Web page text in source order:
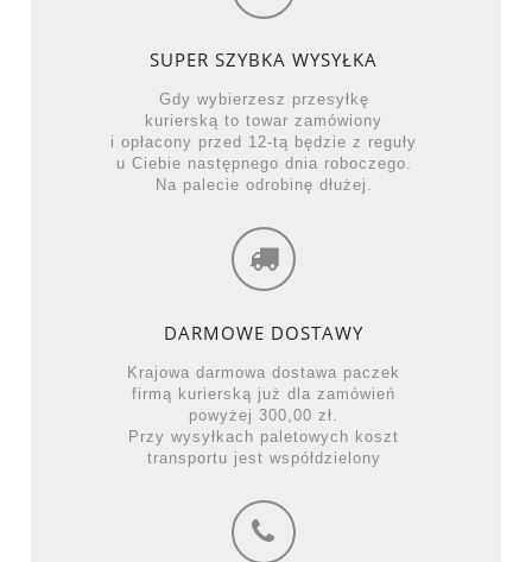
SUPER SZYBKA WYSYŁKA
Gdy wybierzesz przesyłkę
kurierską to towar zamówiony
i opłacony przed 12-tą będzie z reguły
u Ciebie następnego dnia roboczego.
Na palecie odrobinę dłużej.
DARMOWE DOSTAWY
Krajowa darmowa dostawa paczek
firmą kurierską już dla zamówień
powyżej 300,00 zł.
Przy wysyłkach paletowych koszt
transportu jest współdzielony